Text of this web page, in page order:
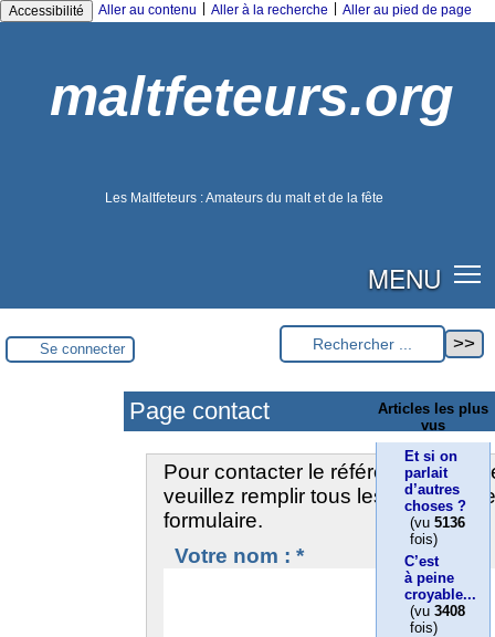
Accessibilité Aller au contenu Aller à la recherche Aller au pied de page
maltfeteurs.org
Les Maltfeteurs : Amateurs du malt et de la fête
MENU
Se connecter
Page contact
Pour contacter le référent
veuillez remplir tous les champs
formulaire.
Votre nom : *
Articles les plus
vus
Et si on
parlait
d’autres
choses ?
(vu5136
fois)
C’est
à peine
croyable...
(vu3408
fois)